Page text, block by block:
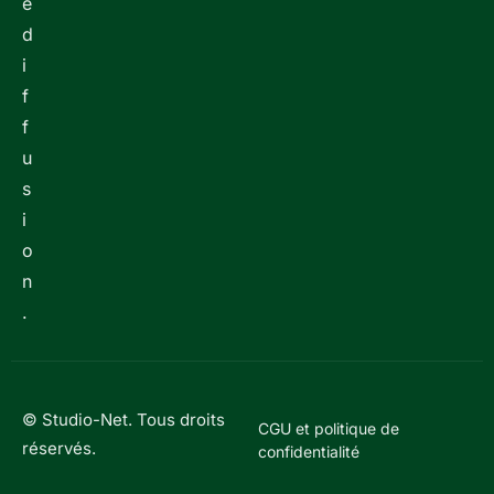
d
i
f
f
u
s
i
o
n
.
© Studio-Net. Tous droits
réservés.
CGU et politique de
confidentialité